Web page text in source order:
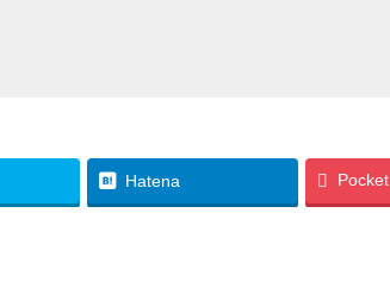
Hatena Pocket